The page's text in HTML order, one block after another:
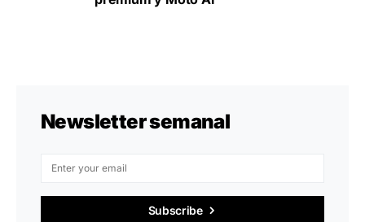
Newsletter semanal
Subscribe